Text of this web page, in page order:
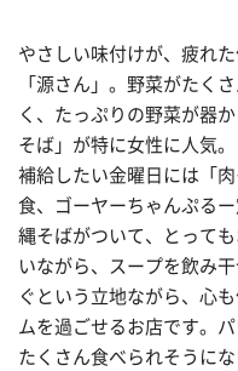
やさしい味付けが、疲れ
「源さん」。野菜がたく
く、たっぷりの野菜が器
そば」が特に女性に人気
補給したい金曜日には「
食、ゴーヤーちゃんぷる
縄そばがついて、とって
いながら、スープを飲み
ぐという立地ながら、心
ムを過ごせるお店です。
たくさん食べられそうに